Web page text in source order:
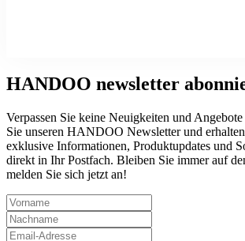
HANDOO newsletter
Verpassen Sie keine Neuigkeiten und
Sie unseren HANDOO Newsletter und
exklusive Informationen, Produktupdates und
direkt in Ihr Postfach. Bleiben Sie immer auf
melden Sie sich jetzt an!